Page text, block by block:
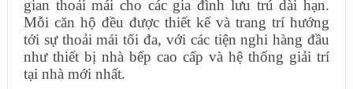
gian thoải mái cho các gia đình lưu trú dài hạn.
Mỗi căn hộ đều được thiết kế và trang trí hướng
tới sự thoải mái tối đa, với các tiện nghi hàng đầu
như thiết bị nhà bếp cao cấp và hệ thống giải trí
tại nhà mới nhất.